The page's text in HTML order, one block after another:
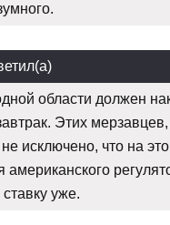
области должен
Этих
исключено, что на
американского
уже.